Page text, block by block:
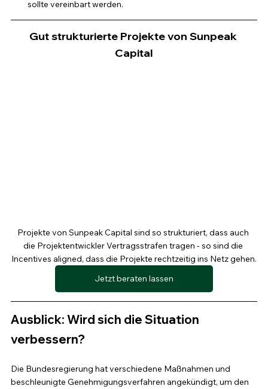
sollte vereinbart werden.
Gut strukturierte Projekte von Sunpeak
Capital
Projekte von Sunpeak Capital sind so strukturiert, dass auch
die Projektentwickler Vertragsstrafen tragen - so sind die
Incentives aligned, dass die Projekte rechtzeitig ins Netz gehen.
Jetzt beraten lassen
Ausblick: Wird sich die Situation
verbessern?
Die Bundesregierung hat verschiedene Maßnahmen und
beschleunigte Genehmigungsverfahren angekündigt, um den